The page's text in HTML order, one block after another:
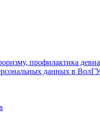
профилактика
данных в